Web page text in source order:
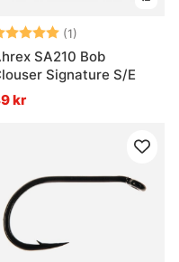
(1)
SA210 Bob
Signature S/E
kr